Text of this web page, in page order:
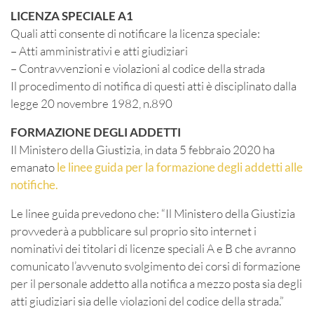
LICENZA SPECIALE A1
Quali atti consente di notificare la licenza speciale:
– Atti amministrativi e atti giudiziari
– Contravvenzioni e violazioni al codice della strada
Il procedimento di notifica di questi atti è disciplinato dalla
legge 20 novembre 1982, n.890
FORMAZIONE DEGLI ADDETTI
Il Ministero della Giustizia, in data 5 febbraio 2020 ha
emanatole linee guida per la formazione degli addetti alle
notifiche.
Le linee guida prevedono che: “Il Ministero della Giustizia
provvederà a pubblicare sul proprio sito internet i
nominativi dei titolari di licenze speciali A e B che avranno
comunicato l’avvenuto svolgimento dei corsi di formazione
per il personale addetto alla notifica a mezzo posta sia degli
atti giudiziari sia delle violazioni del codice della strada.”